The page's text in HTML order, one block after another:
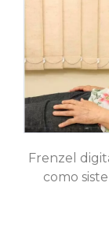
Frenzel
como